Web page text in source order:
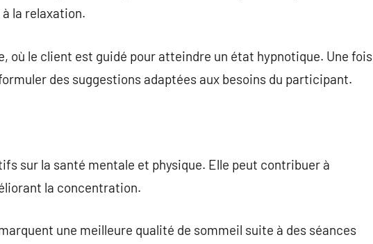
la relaxation.
où le client est guidé pour atteindre un état hypnotique. Une fois
des suggestions adaptées aux besoins du participant.
sur la santé mentale et physique. Elle peut contribuer à
la concentration.
une meilleure qualité de sommeil suite à des séances